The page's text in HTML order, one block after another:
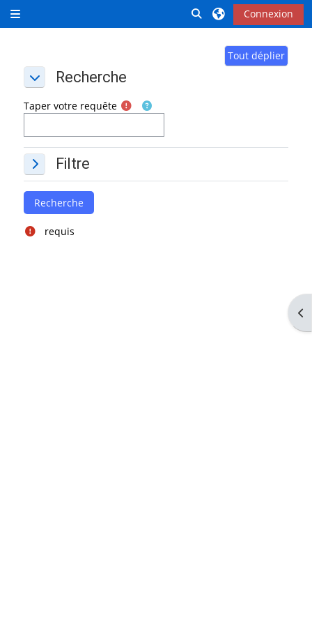
Panneau latéral
Activer/désactiver la
Connexion
Tout déplier
Recherche
Recherche
Recherche
Taper votre requête
Filtre
FiltreFiltre
requis